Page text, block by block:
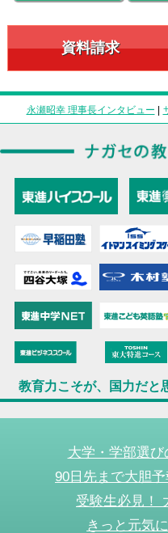
資料請求
永瀬昭幸 理事長インタビュー
教育力こそが、国力だと
大学・学部選
90日先まで大胆
受験生必見！
きっと元気